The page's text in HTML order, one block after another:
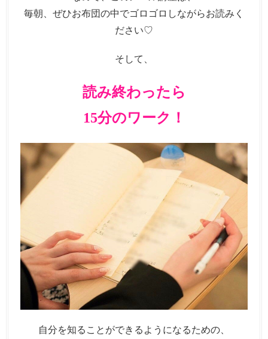
毎朝、ぜひお布団の中でゴロゴロしながらお読みく
ださい♡
そして、
読み終わったら
15分のワーク！
自分を知ることができるようになるための、